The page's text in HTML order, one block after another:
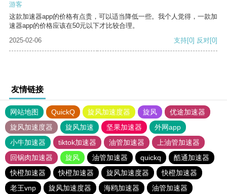
游客
这款加速器app的价格有点贵，可以适当降低一些。我个人觉得，一款加
速器app的价格应该在50元以下才比较合理。
2025-02-06
支持[0] 反对[0]
友情链接
网站地图 QuickQ 旋风加速度器 旋风
优途加速器
旋风加速度器
旋风加速 坚果加速器
外网app
小牛加速器
tiktok加速器 油管加速器
上油管加速器
回锅肉加速器
旋风 油管加速器 quickq
酷通加速器
快橙加速器
快橙加速器 旋风加速度器
快橙加速器
老王vnp
旋风加速度器 海鸥加速器 油管加速器